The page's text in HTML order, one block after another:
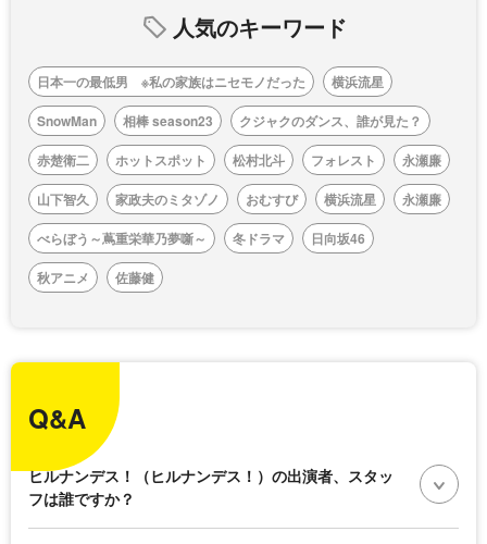
人気のキーワード
日本一の最低男 ※私の家族はニセモノだった
横浜流星
SnowMan
相棒 season23
クジャクのダンス、誰が見た？
赤楚衛二
ホットスポット 松村北斗 フォレスト
永瀬廉
山下智久
家政夫のミタゾノ おむすび 横浜流星
永瀬廉
べらぼう～蔦重栄華乃夢噺～
冬ドラマ
日向坂46
秋アニメ
佐藤健
Q&A
ヒルナンデス！（ヒルナンデス！）の出演者、スタッ
フは誰ですか？